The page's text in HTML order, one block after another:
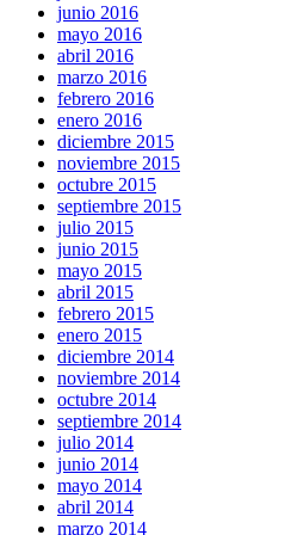
junio 2016
mayo 2016
abril 2016
marzo 2016
febrero 2016
enero 2016
diciembre 2015
noviembre 2015
octubre 2015
septiembre 2015
julio 2015
junio 2015
mayo 2015
abril 2015
febrero 2015
enero 2015
diciembre 2014
noviembre 2014
octubre 2014
septiembre 2014
julio 2014
junio 2014
mayo 2014
abril 2014
marzo 2014